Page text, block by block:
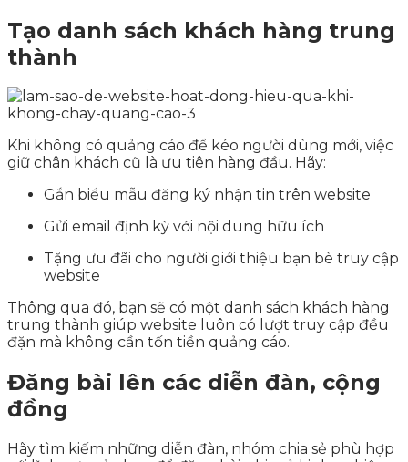
Tạo danh sách khách hàng trung
thành
Khi không có quảng cáo để kéo người dùng mới, việc
giữ chân khách cũ là ưu tiên hàng đầu. Hãy:
Gắn biểu mẫu đăng ký nhận tin trên website
Gửi email định kỳ với nội dung hữu ích
Tặng ưu đãi cho người giới thiệu bạn bè truy cập
website
Thông qua đó, bạn sẽ có một danh sách khách hàng
trung thành giúp website luôn có lượt truy cập đều
đặn mà không cần tốn tiền quảng cáo.
Đăng bài lên các diễn đàn, cộng
đồng
Hãy tìm kiếm những diễn đàn, nhóm chia sẻ phù hợp